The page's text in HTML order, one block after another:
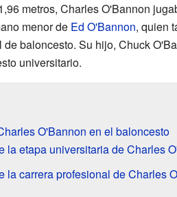
metros, Charles O'Bannon
menor de Ed O'Bannon, quien
baloncesto. Su hijo, Chuck
universitario.
O'Bannon en el baloncesto
la etapa universitaria de Charles
la carrera profesional de Charles